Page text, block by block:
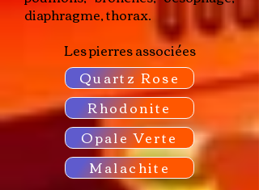
diaphragme, thorax.
Les pierres associées
Quartz Rose
Rhodonite
Opale Verte
Malachite